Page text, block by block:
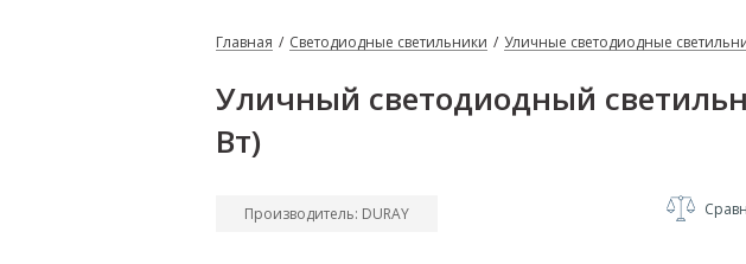
Главная / Светодиодные светильники / Уличные светодиодные
Уличный светодиодный
Вт)
Производитель: DURAY